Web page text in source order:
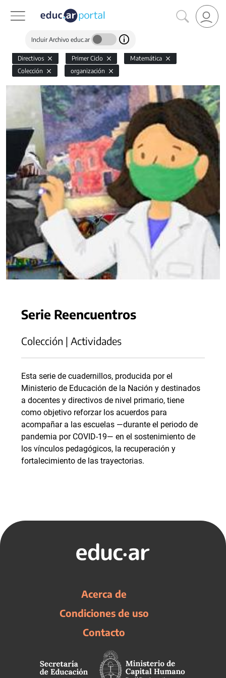
Incluir Archivo educ.ar
Directivos Primer Ciclo
Matemática
Colección
organización
Serie Reencuentros
Colección | Actividades
Esta serie de cuadernillos, producida por el
Ministerio de Educación de la Nación y destinados
a docentes y directivos de nivel primario, tiene
como objetivo reforzar los acuerdos para
acompañar a las escuelas —durante el periodo de
pandemia por COVID-19— en el sostenimiento de
los vínculos pedagógicos, la recuperación y
fortalecimiento de las trayectorias.
Acerca de
Condiciones de uso
Contacto